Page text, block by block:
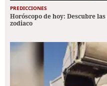
PREDICCIONES
Horóscopo de hoy: Descubre
zodiaco